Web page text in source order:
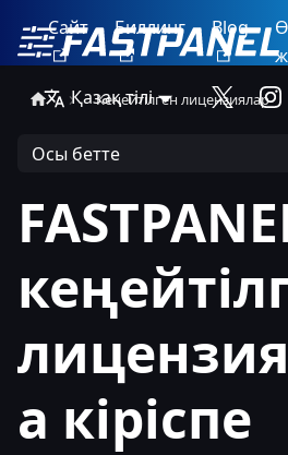
Сайт Биллинг Blog
Қазақ тілі
Кеңейтілген лицензиялар
Осы бетте
а кіріспе